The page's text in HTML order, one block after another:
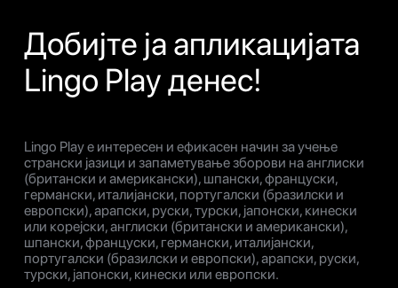
Добијте ја апликацијата
Lingo Play денес!
Lingo Play е интересен и ефикасен начин за учење
странски јазици и запаметување зборови на англиски
(британски и американски), шпански, француски,
германски, италијански, португалски (бразилски и
европски), арапски, руски, турски, јапонски, кинески
или корејски, англиски (британски и американски),
шпански, француски, германски, италијански,
португалски (бразилски и европски), арапски, руски,
турски, јапонски, кинески или европски.